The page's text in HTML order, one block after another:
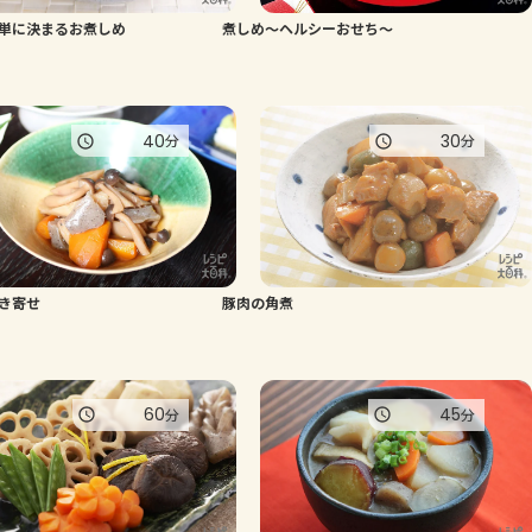
よくあるお問い合わせ
お買い物
AJINOMOTO PARK とは
に決まるお煮しめ 煮しめ～ヘルシーおせち～
寄せ
40分
豚肉の角煮
30分
60分 45分